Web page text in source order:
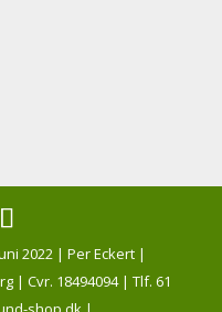
2022 | Per Eckert |
| Cvr. 18494094 | Tlf. 61